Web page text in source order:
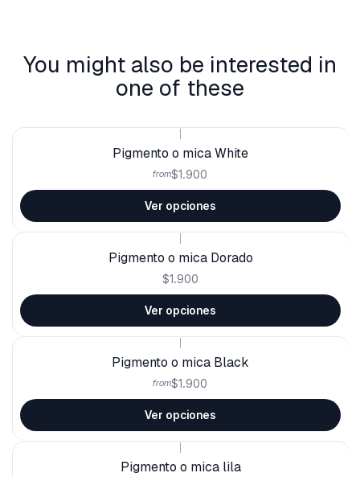
You might also be interested in
one of these
Pigmento o mica White
from$1.900
Ver opciones
Pigmento o mica Dorado
$1.900
Ver opciones
Pigmento o mica Black
from$1.900
Ver opciones
Pigmento o mica lila